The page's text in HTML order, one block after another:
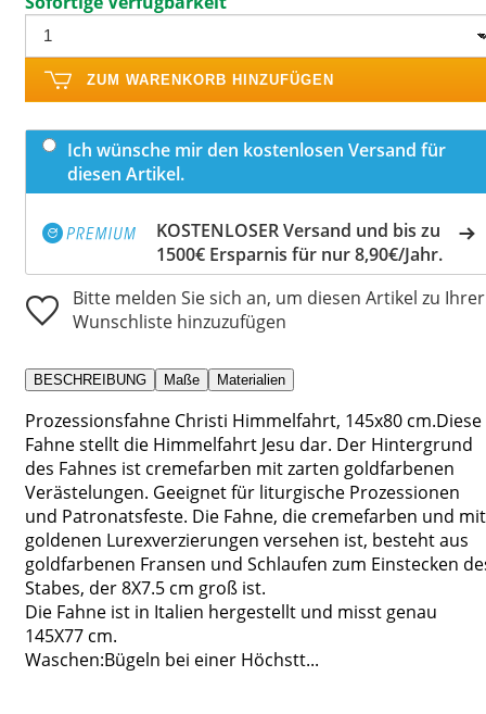
ZUM WARENKORB HINZUFÜGEN
Ich wünsche mir den kostenlosen Versand für
diesen Artikel.
KOSTENLOSER Versand und bis zu
1500€ Ersparnis für nur 8,90€/Jahr.
Bitte melden Sie sich an, um diesen Artikel zu Ihrer
Wunschliste hinzuzufügen
BESCHREIBUNG Maße Materialien
Prozessionsfahne Christi Himmelfahrt, 145x80 cm.Diese
Fahne stellt die Himmelfahrt Jesu dar. Der Hintergrund
des Fahnes ist cremefarben mit zarten goldfarbenen
Verästelungen. Geeignet für liturgische Prozessionen
und Patronatsfeste. Die Fahne, die cremefarben und mit
goldenen Lurexverzierungen versehen ist, besteht aus
goldfarbenen Fransen und Schlaufen zum Einstecken
Stabes, der 8X7.5 cm groß ist.
Die Fahne ist in Italien hergestellt und misst genau
145X77 cm.
Waschen:Bügeln bei einer Höchstt...